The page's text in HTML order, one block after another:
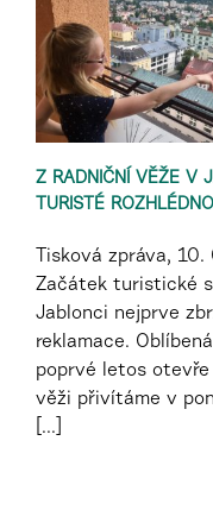
Z RADNIČNÍ VĚŽE V
TURISTÉ
Tisková zpráva,
Začátek turistické
Jablonci nejprve
reklamace.
poprvé letos
věži přivítáme v
[...]